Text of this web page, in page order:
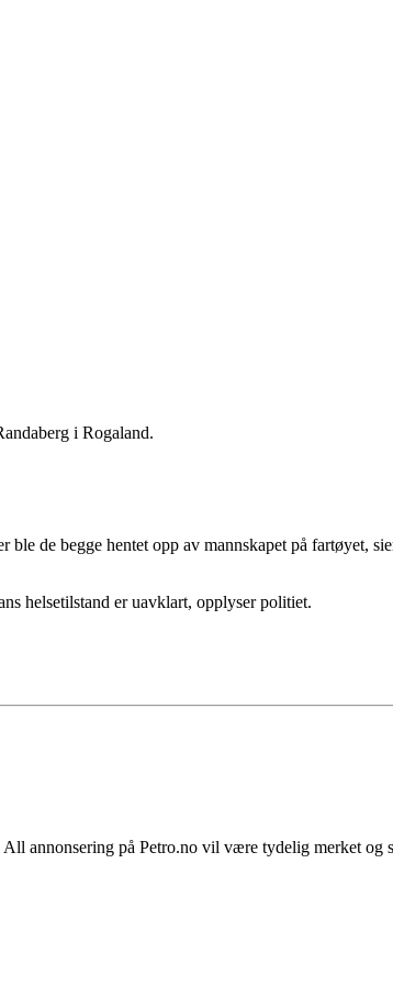
i Rogaland.
de begge hentet opp av mannskapet på fartøyet,
helsetilstand er uavklart, opplyser politiet.
annonsering på Petro.no vil være tydelig merket og